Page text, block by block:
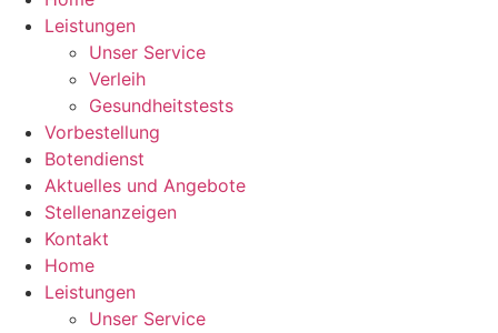
Leistungen
Unser Service
Verleih
Gesundheitstests
Vorbestellung
Botendienst
Aktuelles und Angebote
Stellenanzeigen
Kontakt
Home
Leistungen
Unser Service